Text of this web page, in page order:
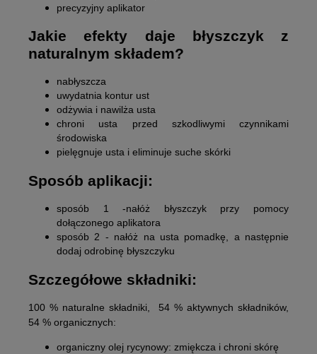
precyzyjny aplikator
Jakie efekty daje błyszczyk z
naturalnym składem?
nabłyszcza
uwydatnia kontur ust
odżywia i nawilża usta
chroni usta przed szkodliwymi czynnikami
środowiska
pielęgnuje usta i eliminuje suche skórki
Sposób aplikacji:
sposób 1 -nałóż błyszczyk przy pomocy
dołączonego aplikatora
sposób 2 - nałóż na usta pomadkę, a następnie
dodaj odrobinę błyszczyku
Szczegółowe składniki:
100 % naturalne składniki, 54 % aktywnych składników,
54 % organicznych:
organiczny olej rycynowy: zmiękcza i chroni skórę